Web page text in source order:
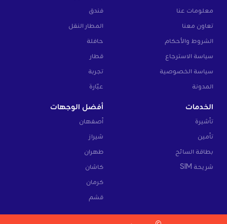
معلومات عنا
تعاون معنا
الشروط والأحكام
سياسة الاسترجاع
سياسة الخصوصية
المدونة
فندق
المطار النقل
حافلة
قطار
تجربة
عبّارة
الخدمات
تأشيرة
تأمين
بطاقة السائح
شريحة SIM
أفضل الوجهات
أصفهان
شيراز
طهران
كاشان
كرمان
قشم